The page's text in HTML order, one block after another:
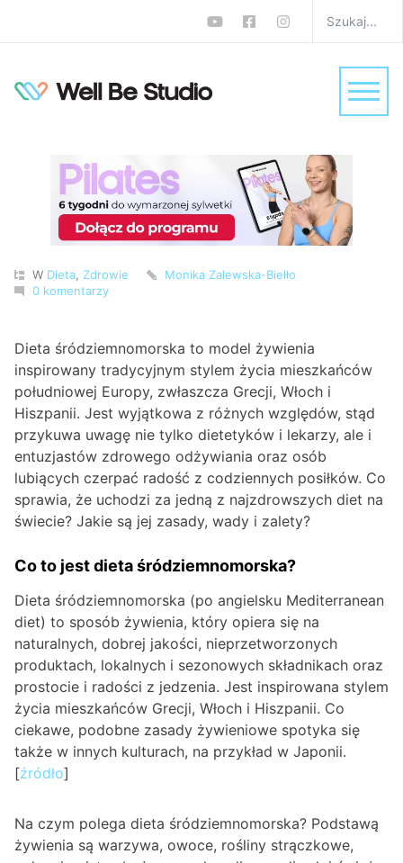
Dieta
wady i zalety, zasady.
Przewodnik dla
początkujących
W Dieta Zdrowie
Monika Zalewska-Biełło
0 komentarzy
Dieta śródziemnomorska to model żywienia
inspirowany tradycyjnym stylem życia mieszkańców
południowej Europy, zwłaszcza Grecji, Włoch i
Hiszpanii. Jest wyjątkowa z różnych względów, stąd
przykuwa uwagę nie tylko dietetyków i lekarzy, ale i
entuzjastów zdrowego odżywiania oraz osób
lubiących czerpać radość z codziennych posiłków. Co
sprawia, że uchodzi za jedną z najzdrowszych diet na
świecie? Jakie są jej zasady, wady i zalety?
Co to jest dieta śródziemnomorska?
Dieta śródziemnomorska (po angielsku Mediterranean
diet) to sposób żywienia, który opiera się na
naturalnych, dobrej jakości, nieprzetworzonych
produktach, lokalnych i sezonowych składnikach oraz
prostocie i radości z jedzenia. Jest inspirowana stylem
życia mieszkańców Grecji, Włoch i Hiszpanii. Co
ciekawe, podobne zasady żywieniowe spotyka się
także w innych kulturach, na przykład w Japonii.
[źródło]
Na czym polega dieta śródziemnomorska? Podstawą
żywienia są warzywa, owoce, rośliny strączkowe,